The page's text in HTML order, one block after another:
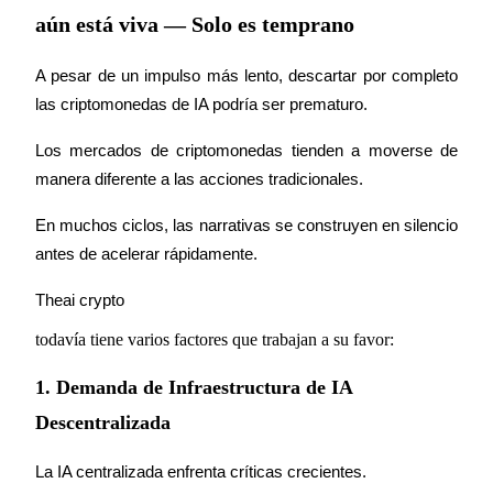
Referencia
BTC Welcome Rewards
aún está viva — Solo es temprano
A pesar de un impulso más lento, descartar por completo
las criptomonedas de IA podría ser prematuro.
Los mercados de criptomonedas tienden a moverse de
manera diferente a las acciones tradicionales.
En muchos ciclos, las narrativas se construyen en silencio
antes de acelerar rápidamente.
Theai crypto
todavía tiene varios factores que trabajan a su favor:
1. Demanda de Infraestructura de IA
Descentralizada
La IA centralizada enfrenta críticas crecientes.